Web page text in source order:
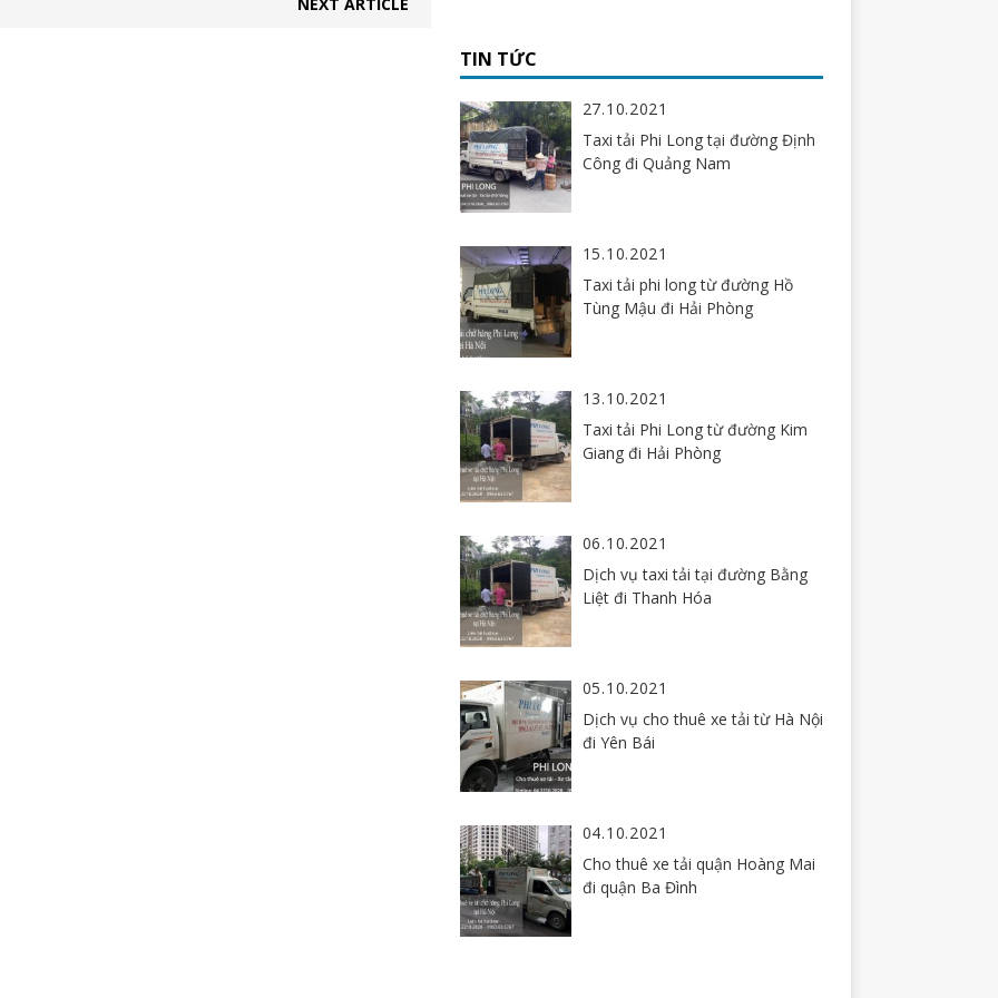
TIN TỨC
27.10.2021
Taxi tải Phi Long tại đường Định
Công đi Quảng Nam
15.10.2021
Taxi tải phi long từ đường Hồ
Tùng Mậu đi Hải Phòng
13.10.2021
Taxi tải Phi Long từ đường Kim
Giang đi Hải Phòng
06.10.2021
Dịch vụ taxi tải tại đường Bằng
Liệt đi Thanh Hóa
05.10.2021
Dịch vụ cho thuê xe tải từ Hà Nội
đi Yên Bái
04.10.2021
Cho thuê xe tải quận Hoàng Mai
đi quận Ba Đình